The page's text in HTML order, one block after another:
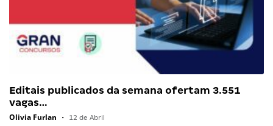
Editais publicados da semana ofertam 3.551
vagas…
Olivia Furlan • 12 de Abril